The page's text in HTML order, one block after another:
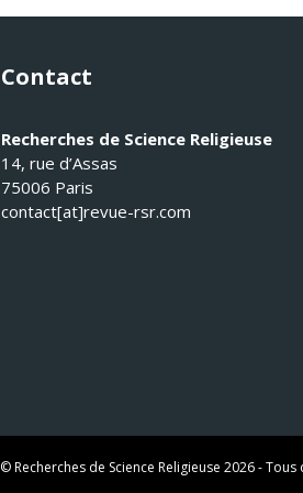
Contact
Recherches de Science Religieuse
14, rue d’Assas
75006 Paris
contact[at]revue-rsr.com
© Recherches de Science Religieuse 2026 -